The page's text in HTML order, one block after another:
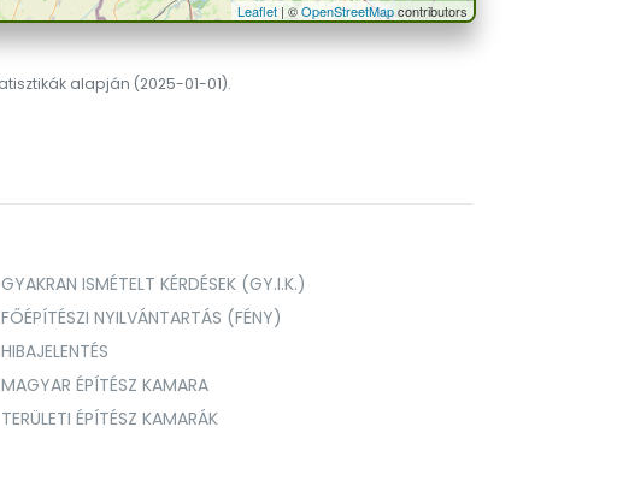
Leaflet | ©OpenStreetMapcontributors
alapján (2025-01-01).
GYAKRAN ISMÉTELT KÉRDÉSEK (GY.I.K.)
FŐÉPÍTÉSZI NYILVÁNTARTÁS (FÉNY)
HIBAJELENTÉS
MAGYAR ÉPÍTÉSZ KAMARA
TERÜLETI ÉPÍTÉSZ KAMARÁK